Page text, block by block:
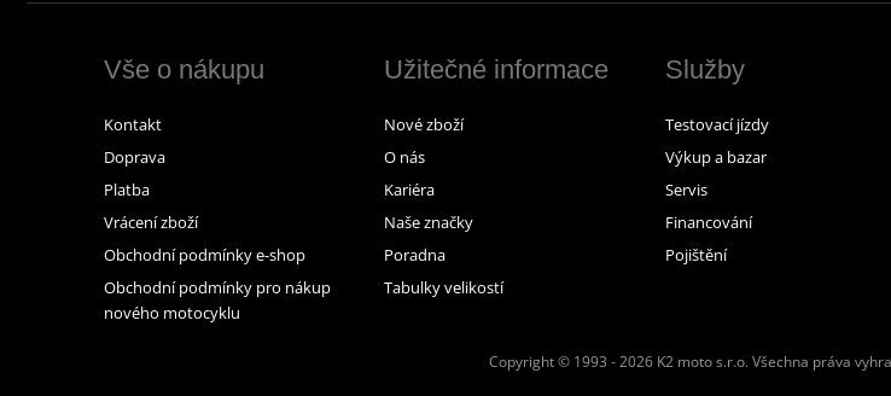
Vše o nákupu
Kontakt
Doprava
Platba
Vrácení zboží
Obchodní podmínky e-shop
Obchodní podmínky pro nákup
nového motocyklu
Užitečné informace
Nové zboží
O nás
Kariéra
Naše značky
Poradna
Tabulky velikostí
Služby
Testovací jízdy
Výkup a bazar
Servis
Financování
Pojištění
Copyright © 1993 - 2026 K2 moto s.r.o. Všechna práva